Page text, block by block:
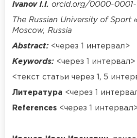
Ivanov I.I. orcid.org/0000-
The Russian University of Sport
Moscow, Russia
Abstract: <через 1 интервал>
Keywords: <через 1 интервал>
<текст статьи через 1, 5
Литература <через 1
References <через 1